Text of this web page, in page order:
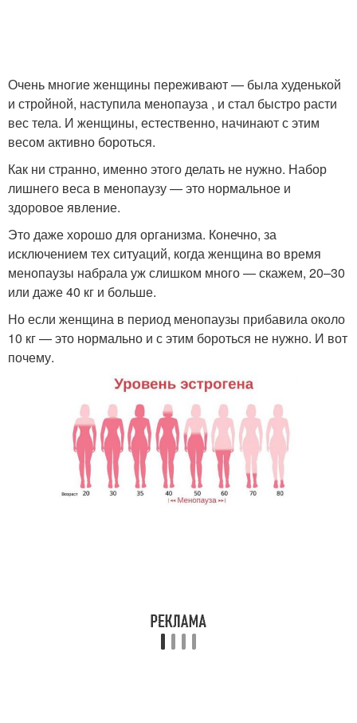
Очень многие женщины переживают — была худенькой
и стройной, наступила менопауза , и стал быстро расти
вес тела. И женщины, естественно, начинают с этим
весом активно бороться.
Как ни странно, именно этого делать не нужно. Набор
лишнего веса в менопаузу — это нормальное и
здоровое явление.
Это даже хорошо для организма. Конечно, за
исключением тех ситуаций, когда женщина во время
менопаузы набрала уж слишком много — скажем, 20–30
или даже 40 кг и больше.
Но если женщина в период менопаузы прибавила около
10 кг — это нормально и с этим бороться не нужно. И вот
почему.